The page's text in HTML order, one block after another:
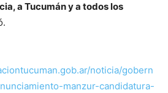
a Tucumán y a todos los
noticia/gobern
manzur-candidatura-